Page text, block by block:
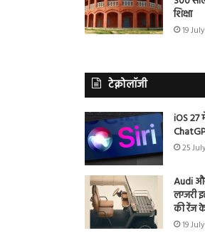
शिक्षा
19
टेक्नोलॉजी
iOS 27
25
Audi
लग्जरी
की रेंज
19